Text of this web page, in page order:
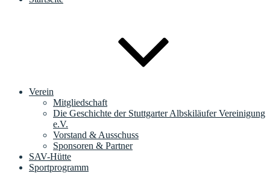
Verein
Mitgliedschaft
Die Geschichte der Stuttgarter Albskiläufer Vereinigung
e.V.
Vorstand & Ausschuss
Sponsoren & Partner
SAV-Hütte
Sportprogramm